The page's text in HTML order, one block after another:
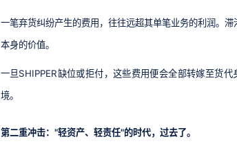
一笔弃货纠纷产生的费用，往往远超其单笔业务的利润。
本身的价值。
一旦SHIPPER缺位或拒付，这些费用便会全部转嫁至货
境。
第二重冲击："轻资产、轻责任"的时代，过去了。